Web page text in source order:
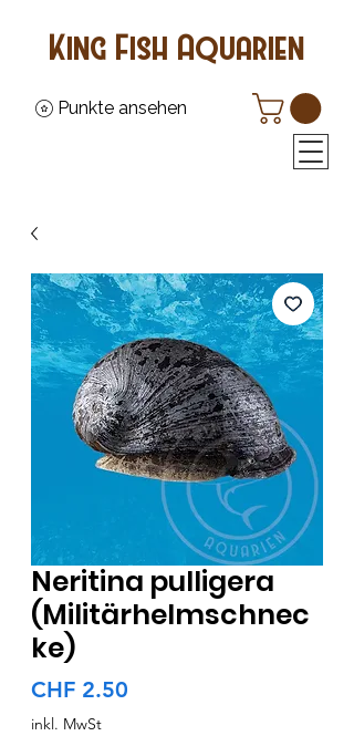
Punkte ansehen
King Fish Aquarien
Neritina pulligera
(Militärhelmschnec
ke)
CHF 2.50
inkl. MwSt